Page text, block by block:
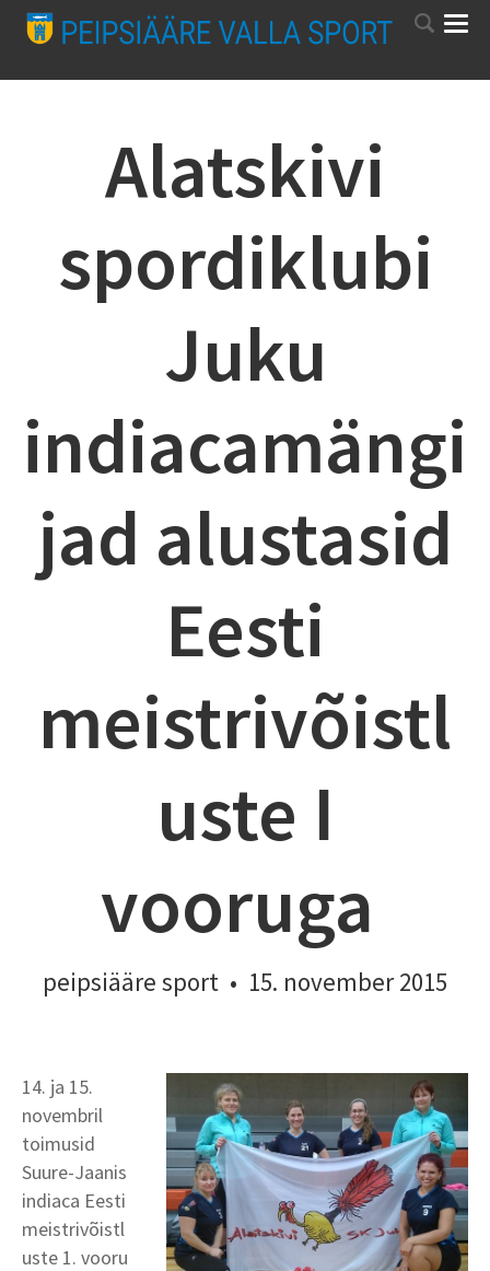
Alatskivi
spordiklubi
Juku
indiacamängi
jad alustasid
Eesti
meistrivõistl
uste I
vooruga
peipsiääre sport • 15. november 2015
14. ja 15.
novembril
toimusid
Suure-Jaanis
indiaca Eesti
meistrivõistl
uste 1. vooru